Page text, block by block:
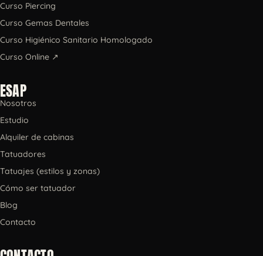
Curso Piercing
Curso Gemas Dentales
Curso Higiénico Sanitario Homologado
Curso Online ↗
ESAP
Nosotros
Estudio
Alquiler de cabinas
Tatuadores
Tatuajes (estilos y zonas)
Cómo ser tatuador
Blog
Contacto